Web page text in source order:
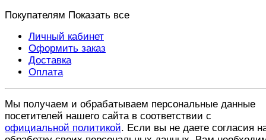
Покупателям Показать все
Личный кабинет
Оформить заказ
Доставка
Оплата
Мы получаем и обрабатываем персональные данные
посетителей нашего сайта в соответствии с
официальной политикой. Если вы не даете согласия